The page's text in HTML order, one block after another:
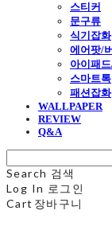
스티커
문구류
식기잡화
에어팟/
아이패
스마트톡
패션잡화
WALLPAPER
REVIEW
Q&A
Search 검색
Log In 로그인
Cart 장바구니